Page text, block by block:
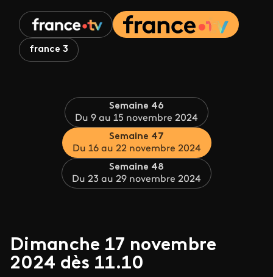
france 3
Semaine 46
Du 9 au 15 novembre 2024
Semaine 47
Du 16 au 22 novembre 2024
Semaine 48
Du 23 au 29 novembre 2024
Dimanche 17 novembre
2024 dès 11.10